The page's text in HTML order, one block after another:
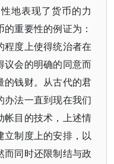
地表现了货币的力
重要性的例证为：
程度上使得统治者在
议会的明确的同意而
的钱财。从古代的君
法一直到现在我们
帐目的技术，上述情
立制度上的安排，以
同时还限制结与政